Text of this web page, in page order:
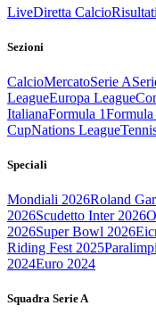
LiveDiretta Calcio
Sezioni
CalcioMercatoSerie A
LeagueEuropa League
ItalianaFormula 1Formula
CupNations League
Speciali
Mondiali 2026Roland
2026Scudetto Inter 2026
2026Super Bowl 2026
Riding Fest 2025
2024Euro 2024
Squadra Serie A